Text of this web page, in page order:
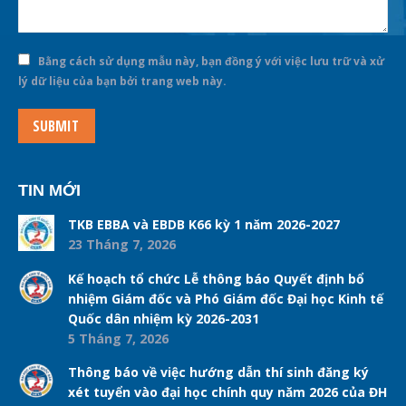
Bằng cách sử dụng mẫu này, bạn đồng ý với việc lưu trữ và xử
lý dữ liệu của bạn bởi trang web này.
SUBMIT
TIN MỚI
TKB EBBA và EBDB K66 kỳ 1 năm 2026-2027
23 Tháng 7, 2026
Kế hoạch tổ chức Lễ thông báo Quyết định bổ
nhiệm Giám đốc và Phó Giám đốc Đại học Kinh tế
Quốc dân nhiệm kỳ 2026-2031
5 Tháng 7, 2026
Thông báo về việc hướng dẫn thí sinh đăng ký
xét tuyển vào đại học chính quy năm 2026 của ĐH